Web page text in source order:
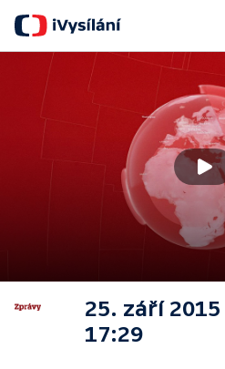
25. září 2015
17:29